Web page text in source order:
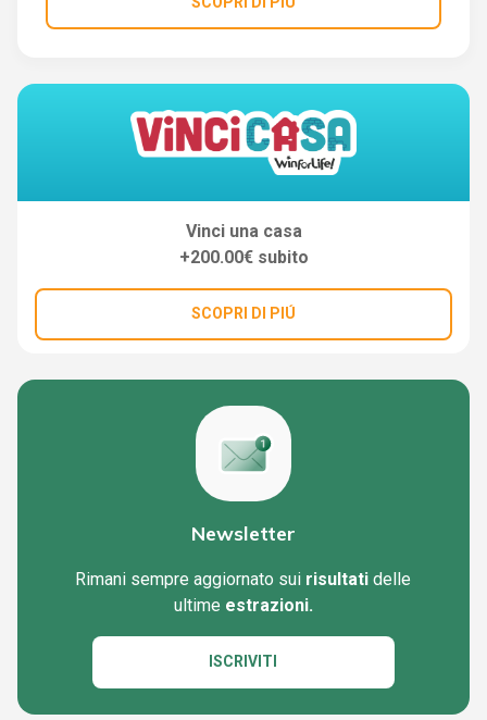
Vinci una casa
+200.00€ subito
SCOPRI DI PIÚ
Newsletter
Rimani sempre aggiornato sui risultati delle
ultime estrazioni.
ISCRIVITI